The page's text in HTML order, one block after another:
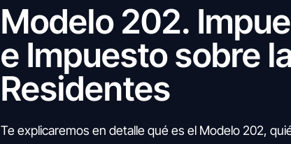
Modelo 202.
e Impuesto sobre
Residentes
Te explicaremos en detalle qué es el Modelo 202,